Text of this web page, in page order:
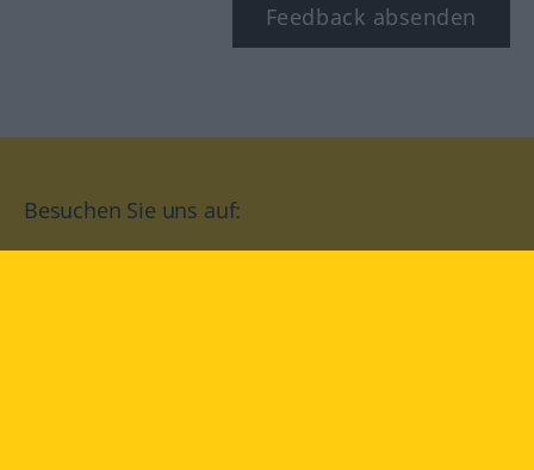
Feedback absenden
Besuchen Sie uns auf: